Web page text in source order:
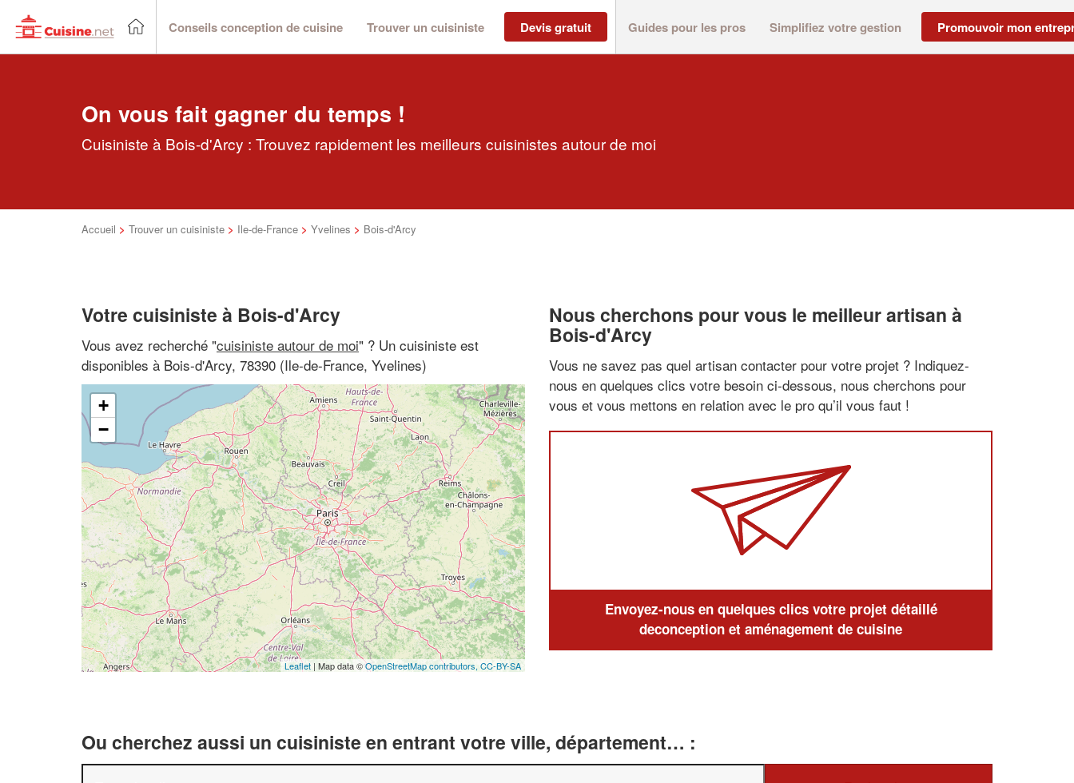
Conseils conception de cuisine Trouver un cuisiniste Devis gratuit Guides pour les pros Simplifiez votre gestion Promouvoir mon
On vous fait gagner du temps !
Cuisiniste à Bois-d'Arcy : Trouvez rapidement les meilleurs cuisinistes autour de moi
Accueil > Trouver un cuisiniste > Ile-de-France > Yvelines > Bois-d'Arcy
Votre cuisiniste à Bois-d'Arcy
Vous avez recherché "cuisiniste autour de moi" ? Un cuisiniste est
disponibles à Bois-d'Arcy, 78390 (Ile-de-France, Yvelines)
+
−
Leaflet | Map data ©OpenStreetMap contributors, CC-BY-SA
Nous cherchons pour vous le meilleur artisan à
Bois-d'Arcy
Vous ne savez pas quel artisan contacter pour votre projet ? Indiquez-
nous en quelques clics votre besoin ci-dessous, nous cherchons pour
vous et vous mettons en relation avec le pro qu’il vous faut !
Envoyez-nous en quelques clics votre projet détaillé
deconception et aménagement de cuisine
Ou cherchez aussi un cuisiniste en entrant votre ville, département… :